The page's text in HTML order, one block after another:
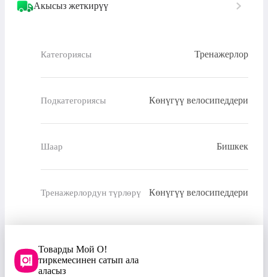
Акысыз жеткирүү
Категориясы Тренажерлор
Подкатегориясы Көнүгүү велосипеддери
Шаар Бишкек
Тренажерлордун түрлөрү Көнүгүү велосипеддери
Товарды Мой О!
тиркемесинен сатып ала
аласыз